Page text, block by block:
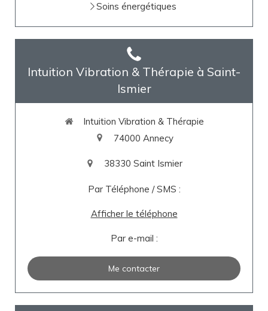
Soins énergétiques
Intuition Vibration & Thérapie à Saint-
Ismier
Intuition Vibration & Thérapie
74000 Annecy
38330 Saint Ismier
Par Téléphone / SMS :
Afficher le téléphone
Par e-mail :
Me contacter